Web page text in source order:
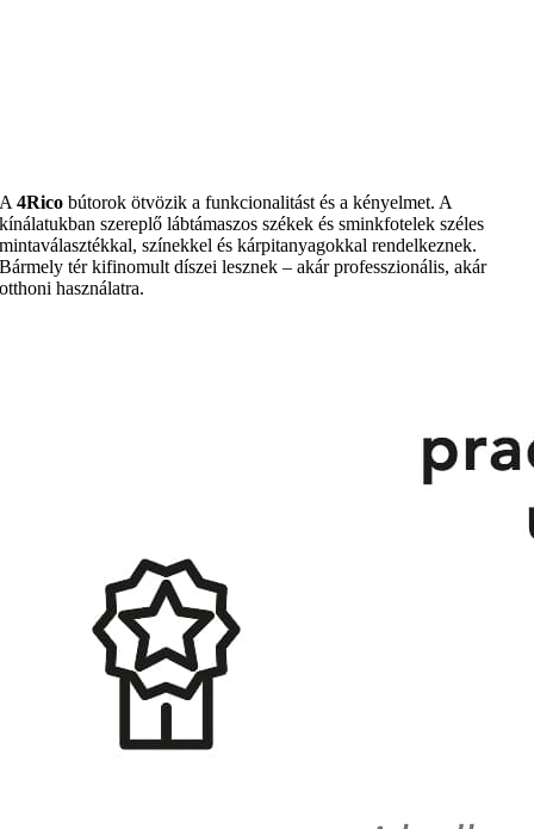
A4Ricobútorok ötvözik a funkcionalitást és a kényelmet. A
kínálatukban szereplő lábtámaszos székek és sminkfotelek széles
mintaválasztékkal, színekkel és kárpitanyagokkal rendelkeznek.
Bármely tér kifinomult díszei lesznek – akár professzionális, akár
otthoni használatra.